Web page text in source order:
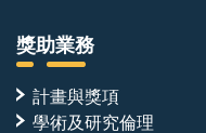
獎助業務
計畫與獎項
學術及研究倫理